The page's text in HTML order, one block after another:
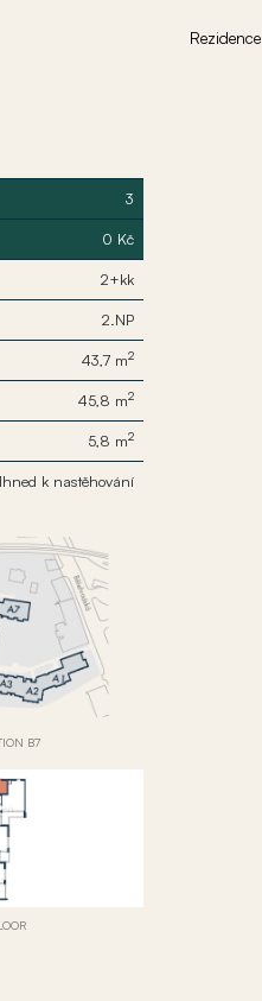
Rezidence
3
0 Kč
2+kk
2.NP
43,7 m2
45,8 m2
5,8 m2
Ihned k nastěhování
B7